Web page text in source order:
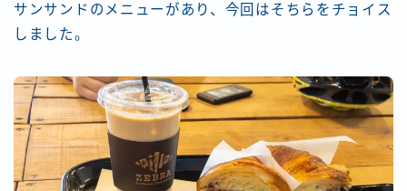
サンサンドのメニューがあり、今回はそちらをチョイス
しました。